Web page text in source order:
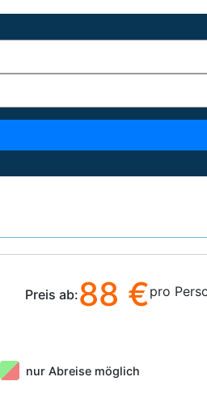
Preis ab:88 €pro
nur Abreise möglich